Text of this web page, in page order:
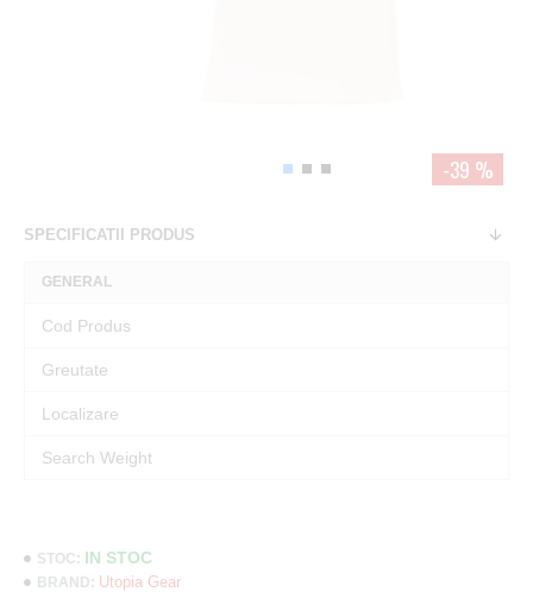
-39 %
SPECIFICATII PRODUS
GENERAL
Cod Produs
Greutate
Localizare
Search Weight
STOC: IN STOC
BRAND: Utopia Gear